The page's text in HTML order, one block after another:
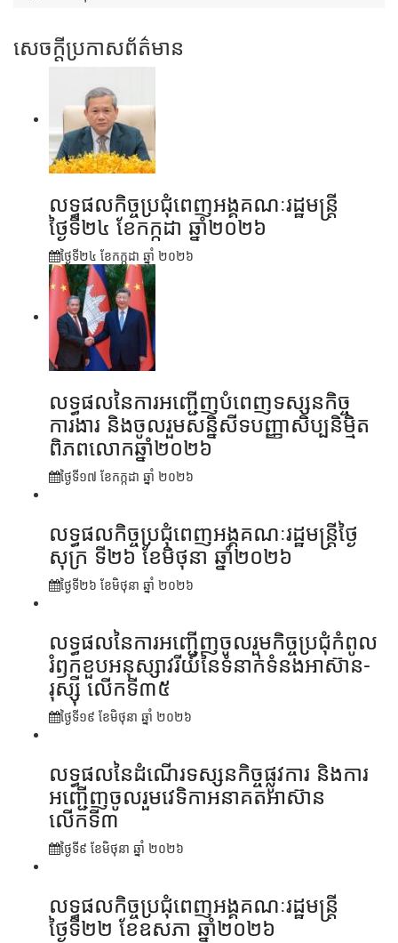
សេចក្តីប្រកាសព័ត៌មាន
លទ្ធផលកិច្ចប្រជុំពេញអង្គគណៈរដ្ឋមន្រ្តី
ថ្ងៃទី២៤ ខែកក្កដា ឆ្នាំ២០២៦
ថ្ងៃទី២៤ ខែ​កក្កដា ឆ្នាំ ២០២៦
លទ្ធផលនៃការអញ្ជើញបំពេញទស្សនកិច្ច
ការងារ និងចូលរួមសន្និសីទបញ្ញាសិប្បនិម្មិត
ពិភពលោកឆ្នាំ២០២៦
ថ្ងៃទី១៧ ខែ​កក្កដា ឆ្នាំ ២០២៦
លទ្ធផលកិច្ចប្រជុំពេញអង្គគណៈរដ្ឋមន្រ្តីថ្ងៃ
សុក្រ ទី២៦ ខែមិថុនា ឆ្នាំ២០២៦
ថ្ងៃទី២៦ ខែ​មិថុនា ឆ្នាំ ២០២៦
លទ្ធផលនៃការអញ្ជើញចូលរួមកិច្ចប្រជុំកំពូល
រំឭកខួបអនុស្សាវរីយ៍នៃទំនាក់ទំនងអាស៊ាន-
រុស្ស៊ី លើកទី៣៥
ថ្ងៃទី១៩ ខែ​មិថុនា ឆ្នាំ ២០២៦
លទ្ធផលនៃដំណើរទស្សនកិច្ចផ្លូវការ និងការ
អញ្ជើញចូលរួមវេទិកាអនាគតអាស៊ាន
លើកទី៣
ថ្ងៃទី៩ ខែ​មិថុនា ឆ្នាំ ២០២៦
លទ្ធផលកិច្ចប្រជុំពេញអង្គគណៈរដ្ឋមន្ត្រី
ថ្ងៃទី២២ ខែឧសភា ឆ្នាំ២០២៦